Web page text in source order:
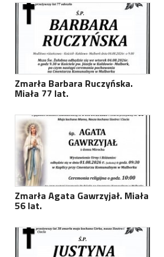
Zmarła Barbara Ruczyńska.
Miała 77 lat.
Zmarła Agata Gawrzyjał. Miała
56 lat.